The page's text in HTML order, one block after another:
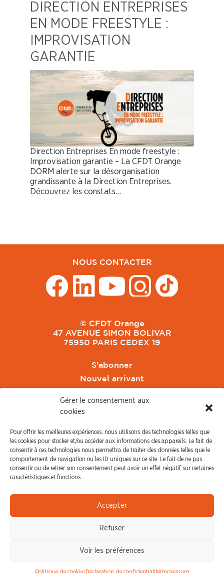
Gérer le consentement aux
cookies
Pour offrir les meilleures expériences, nous utilisons des technologies telles que
les cookies pour stocker et/ou accéder aux informations des appareils. Le fait de
consentir à ces technologies nous permettra de traiter des données telles que le
comportement de navigation ou les ID uniques sur ce site. Le fait de ne pas
consentir ou de retirer son consentement peut avoir un effet négatif sur certaines
caractéristiques et fonctions.
Accepter
Refuser
Voir les préférences
DIRECTION ENTREPRISES
EN MODE FREESTYLE :
IMPROVISATION
GARANTIE
Direction Entreprises En mode freestyle :
Improvisation garantie – La CFDT Orange
DORM alerte sur la désorganisation
grandissante à la Direction Entreprises.
Découvrez les constats…
NOUS CONTACTER
© CFDT Orange
47 AVENUE SIMON BOLIVAR
75950 PARIS CEDEX 19
S'abonner
Nouvel arrivant
CFDT Cadres
CFDT Retraités
L'UFFA
PRESSE
Communiqué de Presse
Revue de Presse
© CFDT Orange | Mentions Légales | Protection des